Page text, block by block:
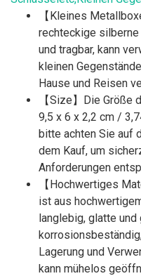
【Kleines
rechteckige
und tragbar, kann
kleinen
Hause und Reisen
【Size】Die
9,5 x 6 x 2,2 cm /
bitte achten Sie auf
dem Kauf, um
Anforderungen
【Hochwertiges
ist aus
langlebig, glatte
Lagerung und
kann mühelos